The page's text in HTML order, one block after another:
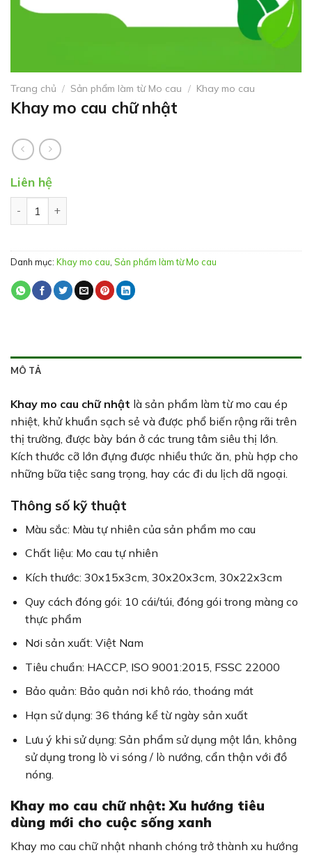
Trang chủ / Sản phẩm làm từ Mo cau / Khay mo cau
Khay mo cau chữ nhật
Liên hệ
Danh mục: Khay mo cau Sản phẩm làm từ Mo cau
MÔ TẢ
Khay mo cau chữ nhật là sản phẩm làm từ mo cau ép
nhiệt, khử khuẩn sạch sẻ và được phổ biến rộng rãi trên
thị trường, được bày bán ở các trung tâm siêu thị lớn.
Kích thước cỡ lớn đựng được nhiều thức ăn, phù hợp cho
những bữa tiệc sang trọng, hay các đi du lịch dã ngoại.
Thông số kỹ thuật
Màu sắc: Màu tự nhiên của sản phẩm mo cau
Chất liệu: Mo cau tự nhiên
Kích thước: 30x15x3cm, 30x20x3cm, 30x22x3cm
Quy cách đóng gói: 10 cái/túi, đóng gói trong màng co
thực phẩm
Nơi sản xuất: Việt Nam
Tiêu chuẩn: HACCP, ISO 9001:2015, FSSC 22000
Bảo quản: Bảo quản nơi khô ráo, thoáng mát
Hạn sử dụng: 36 tháng kể từ ngày sản xuất
Lưu ý khi sử dụng: Sản phẩm sử dụng một lần, không
sử dụng trong lò vi sóng / lò nướng, cẩn thận với đồ
nóng.
Khay mo cau chữ nhật: Xu hướng tiêu
dùng mới cho cuộc sống xanh
Khay mo cau chữ nhật nhanh chóng trở thành xu hướng